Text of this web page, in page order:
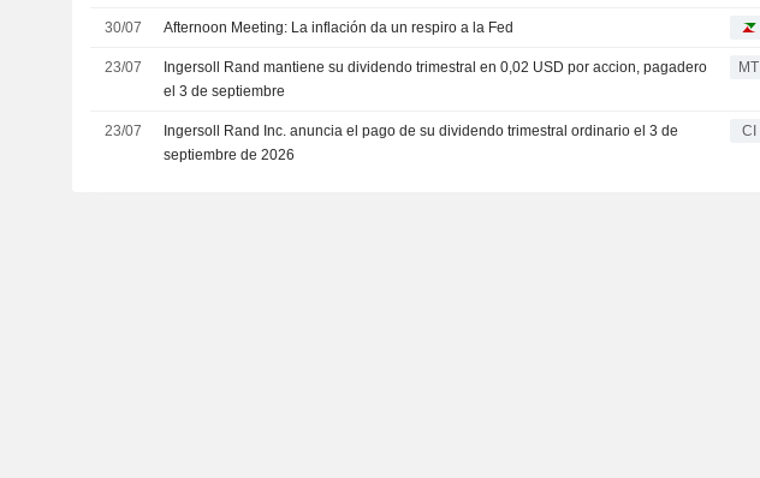
30/07 Afternoon Meeting: La inflación da un respiro a la Fed
23/07
Ingersoll Rand mantiene su dividendo trimestral en 0,02 USD por accion, pagadero
el 3 de septiembre
MT
23/07
Ingersoll Rand Inc. anuncia el pago de su dividendo trimestral ordinario el 3 de
septiembre de 2026
CI